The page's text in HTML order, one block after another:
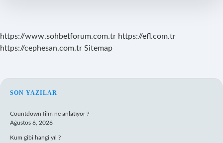
https://www.sohbetforum.com.tr https://efl.com.tr
https://cephesan.com.tr Sitemap
SIDEBAR
SON YAZILAR
Countdown film ne anlatıyor ?
Ağustos 6, 2026
Kum gibi hangi yıl ?